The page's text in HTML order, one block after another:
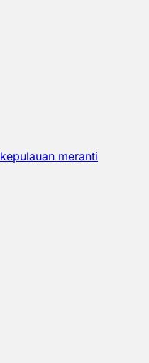
kepulauan meranti